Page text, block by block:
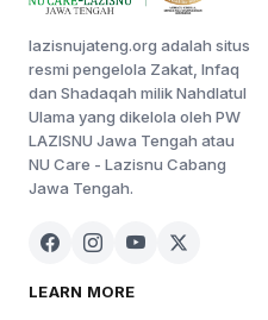
lazisnujateng.org adalah situs
resmi pengelola Zakat, Infaq
dan Shadaqah milik Nahdlatul
Ulama yang dikelola oleh PW
LAZISNU Jawa Tengah atau
NU Care - Lazisnu Cabang
Jawa Tengah.
LEARN MORE